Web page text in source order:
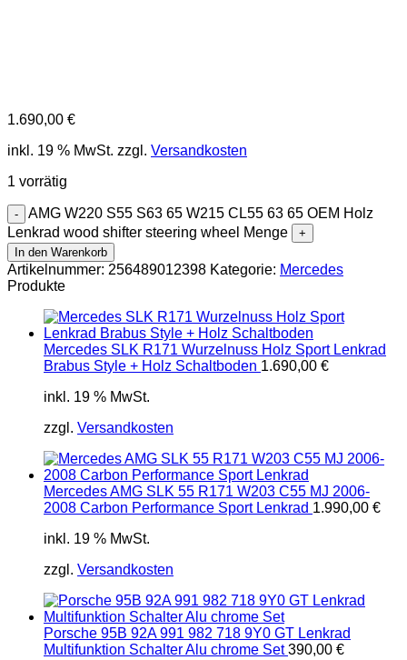
1.690,00 €
inkl. 19 % MwSt. zzgl. Versandkosten
1 vorrätig
AMG W220 S55 S63 65 W215 CL55 63 65 OEM Holz
Lenkrad wood shifter steering wheel Menge
In den Warenkorb
Artikelnummer: 256489012398 Kategorie: Mercedes
Produkte
Mercedes SLK R171 Wurzelnuss Holz Sport Lenkrad
Brabus Style + Holz Schaltboden 1.690,00 €
inkl. 19 % MwSt.
zzgl. Versandkosten
Mercedes AMG SLK 55 R171 W203 C55 MJ 2006-
2008 Carbon Performance Sport Lenkrad 1.990,00 €
inkl. 19 % MwSt.
zzgl. Versandkosten
Porsche 95B 92A 991 982 718 9Y0 GT Lenkrad
Multifunktion Schalter Alu chrome Set 390,00 €